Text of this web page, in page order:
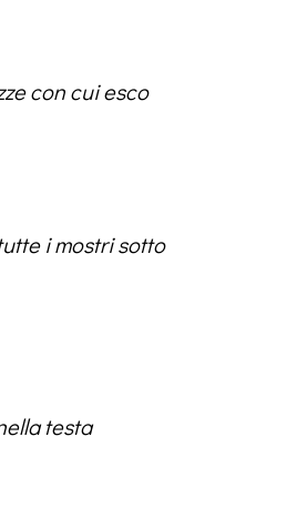
con cui esco
i mostri sotto
testa